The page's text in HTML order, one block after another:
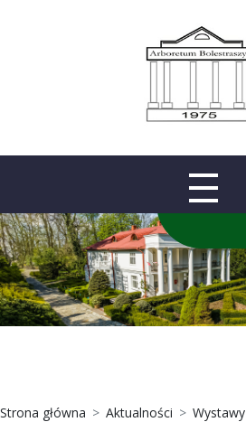
Strona główna Aktualności
Wystawy